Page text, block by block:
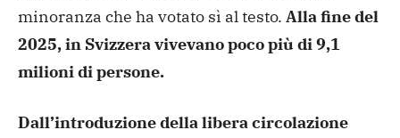
minoranza che ha votato sì al testo. Alla fine del
2025, in Svizzera vivevano poco più di 9,1
milioni di persone.
Dall’introduzione della libera circolazione